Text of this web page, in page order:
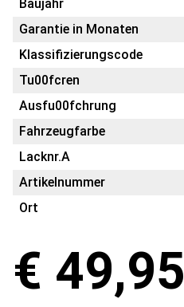
Baujahr
Garantie in Monaten
Klassifizierungscode
Tu00fcren
Ausfu00fchrung
Fahrzeugfarbe
Lacknr.A
Artikelnummer
Ort
€ 49,95